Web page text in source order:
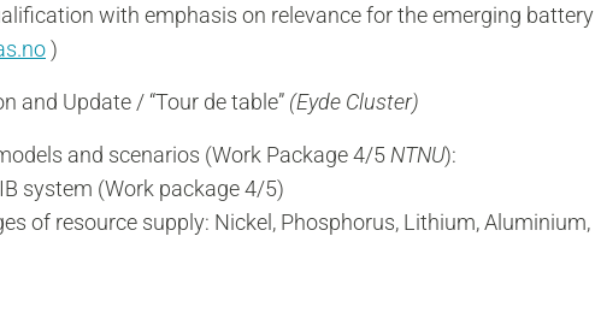
with emphasis on relevance for the emerging
)
Update / “Tour de table” (Eyde Cluster)
and scenarios (Work Package 4/5 NTNU):
(Work package 4/5)
resource supply: Nickel, Phosphorus, Lithium, Aluminium,